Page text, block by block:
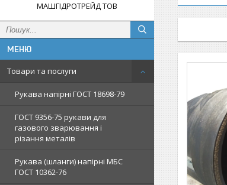
МАШГІДРОТРЕЙД ТОВ
Товари та послуги
Рукава напірні ГОСТ 18698-79
ГОСТ 9356-75 рукави для
газового зварювання і
різання металів
Рукава (шланги) напірні МБС
ГОСТ 10362-76